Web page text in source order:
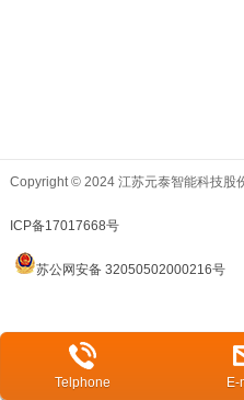
Copyright © 2024 江苏元泰智能科技
ICP备17017668号
苏公网安备 32050502000216号
Telphone E-